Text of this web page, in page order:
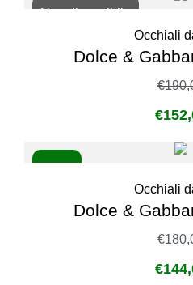
Non disponibile
Occhiali
Dolce &
€
€
Occhiali
Dolce &
€
€